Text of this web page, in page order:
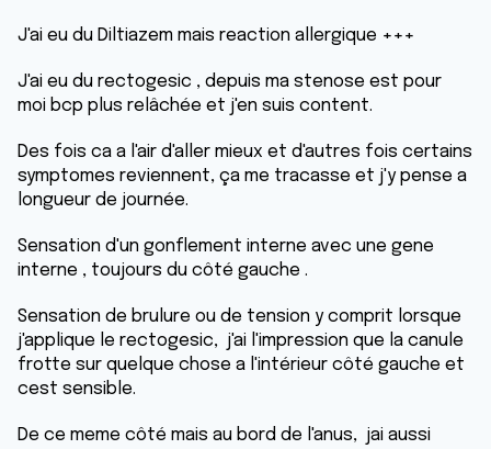
J'ai eu du Diltiazem mais reaction allergique +++
J'ai eu du rectogesic , depuis ma stenose est pour
moi bcp plus relâchée et j'en suis content.
Des fois ca a l'air d'aller mieux et d'autres fois certains
symptomes reviennent, ça me tracasse et j'y pense a
longueur de journée.
Sensation d'un gonflement interne avec une gene
interne , toujours du côté gauche .
Sensation de brulure ou de tension y comprit lorsque
j'applique le rectogesic, j'ai l'impression que la canule
frotte sur quelque chose a l'intérieur côté gauche et
cest sensible.
De ce meme côté mais au bord de l'anus, jai aussi